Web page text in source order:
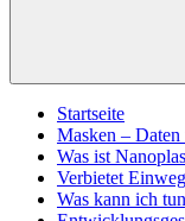
Startseite
Masken – Daten
Was ist
Verbietet
Was kann ich